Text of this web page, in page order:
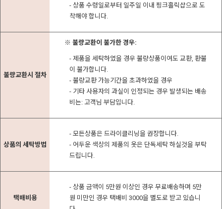
- 상품 수령일로부터 일주일 이내 핑크홀릭샵으로 도
착해야 합니다.
불량교환시 절차
※ 불량교환이 불가한 경우:
- 제품을 세탁하였을 경우 불량상품이여도 교환, 환불
이 불가합니다.
- 불량교환 가능기간을 초과하였을 경우
- 기타 사용자의 과실이 인정되는 경우 발생되는 배송
비는: 고객님 부담입니다.
상품의 세탁방법
- 모든상품은 드라이클리닝을 권장합니다.
- 어두운 색상의 제품의 옷은 단독세탁 하실것을 부탁
드립니다.
택배비용
- 상품 금액이 5만원 이상인 경우 무료배송하며 5만
원 미만인 경우 택배비 3000을 별도로 받고 있습니